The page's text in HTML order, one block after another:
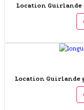
Location Guirlande
Location Guirlande